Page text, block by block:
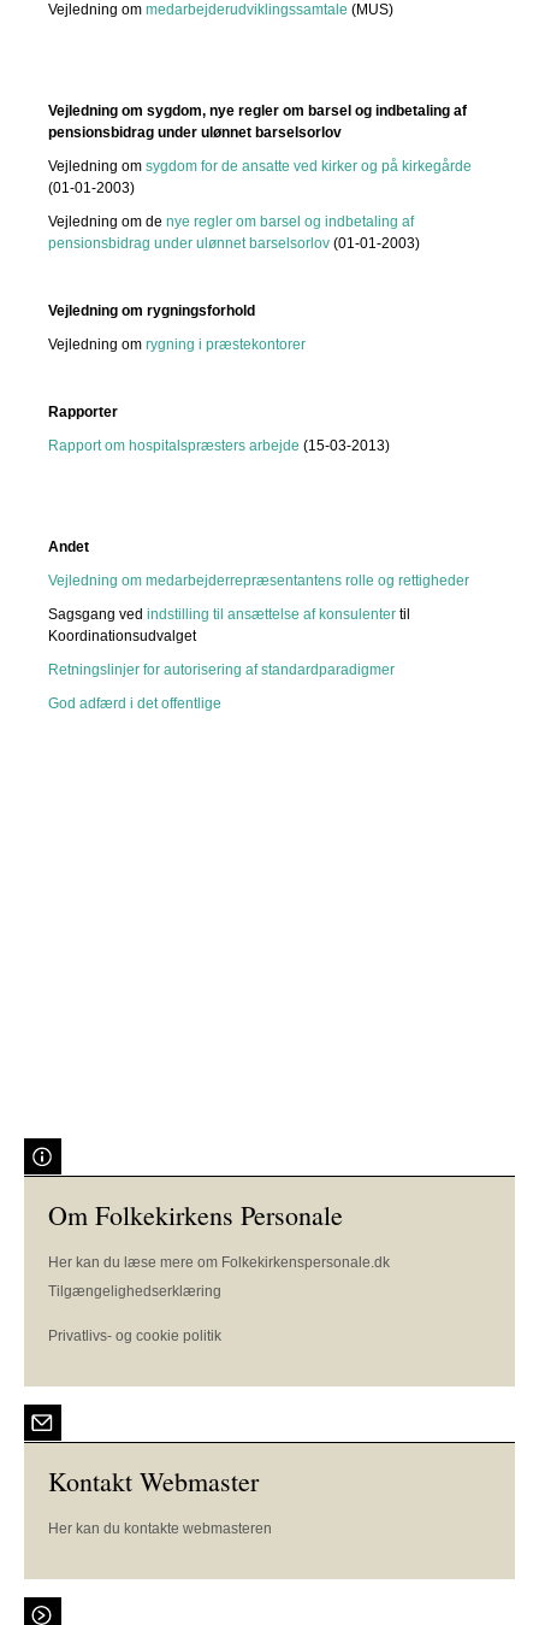
Vejledning om medarbejderudviklingssamtale (MUS)
Vejledning om sygdom, nye regler om barsel og indbetaling af
pensionsbidrag under ulønnet barselsorlov
Vejledning om sygdom for de ansatte ved kirker og på kirkegårde
(01-01-2003)
Vejledning om de nye regler om barsel og indbetaling af
pensionsbidrag under ulønnet barselsorlov (01-01-2003)
Vejledning om rygningsforhold
Vejledning om rygning i præstekontorer
Rapporter
Rapport om hospitalspræsters arbejde (15-03-2013)
Andet
Vejledning om medarbejderrepræsentantens rolle og rettigheder
Sagsgang ved indstilling til ansættelse af konsulenter til
Koordinationsudvalget
Retningslinjer for autorisering af standardparadigmer
God adfærd i det offentlige
Om Folkekirkens Personale
Her kan du læse mere om Folkekirkenspersonale.dk
Tilgængelighedserklæring
Privatlivs- og cookie politik
Kontakt Webmaster
Her kan du kontakte webmasteren